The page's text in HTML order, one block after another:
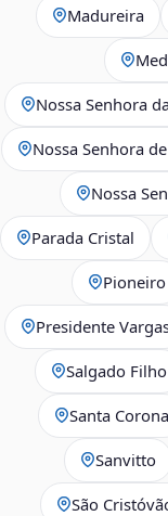
Madureira
Nossa Senhora
Nossa Senhora
Nossa
Parada Cristal
Pioneiro
Presidente
Salgado Filho
Santa Corona
Sanvitto
São